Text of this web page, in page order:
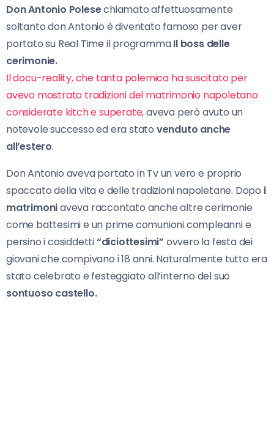
Don Antonio Polesechiamato affettuosamente
soltanto don Antonio è diventato famoso per aver
portato su Real Time il programmaIl boss delle
cerimonie.
Il docu-reality, che tanta polemica ha suscitato per
avevo mostrato tradizioni del matrimonio napoletano
considerate kitch e superate,aveva però avuto un
notevole successo ed era stato venduto anche
all’estero.
Don Antonio aveva portato in Tv un vero e proprio
spaccato della vita e delle tradizioni napoletane. Dopo i
matrimoniaveva raccontato anche altre cerimonie
come battesimi e un prime comunioni compleanni e
persino i cosiddetti“diciottesimi” ovvero la festa dei
giovani che compivano i 18 anni. Naturalmente tutto era
stato celebrato e festeggiato all’interno del suo
sontuoso castello.